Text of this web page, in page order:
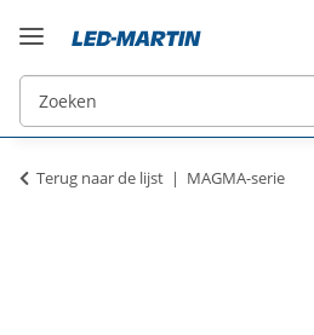
Terug naar de lijst MAGMA-serie